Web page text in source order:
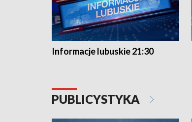
Informacje lubuskie 21:30
PUBLICYSTYKA